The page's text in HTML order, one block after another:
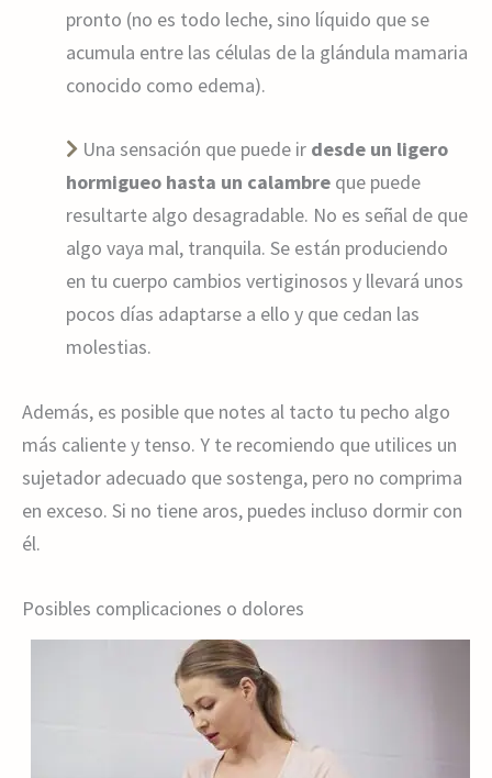
pronto (no es todo leche, sino líquido que se
acumula entre las células de la glándula mamaria
conocido como edema).
Una sensación que puede ir desde un ligero
hormigueo hasta un calambre que puede
resultarte algo desagradable. No es señal de que
algo vaya mal, tranquila. Se están produciendo
en tu cuerpo cambios vertiginosos y llevará unos
pocos días adaptarse a ello y que cedan las
molestias.
Además, es posible que notes al tacto tu pecho algo
más caliente y tenso. Y te recomiendo que utilices un
sujetador adecuado que sostenga, pero no comprima
en exceso. Si no tiene aros, puedes incluso dormir con
él.
Posibles complicaciones o dolores